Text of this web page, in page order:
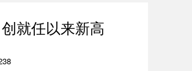
就任以来新高